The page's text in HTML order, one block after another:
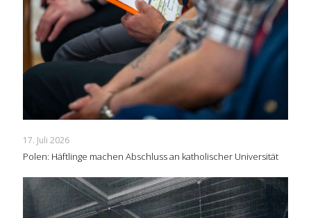
17. Juli 2026
Polen: Häftlinge machen Abschluss an katholischer Universität